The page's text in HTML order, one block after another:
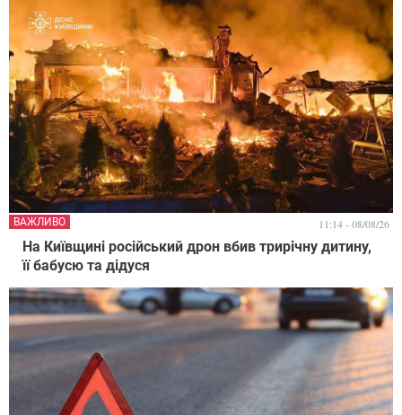
На Київщині російський дрон вбив трирічну дитину,
її бабусю та дідуся
ВАЖЛИВО 11:14 - 08/08/26